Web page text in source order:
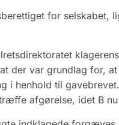
for selskabet,
der var grundlag for,
henhold til
afgørelse, idet B